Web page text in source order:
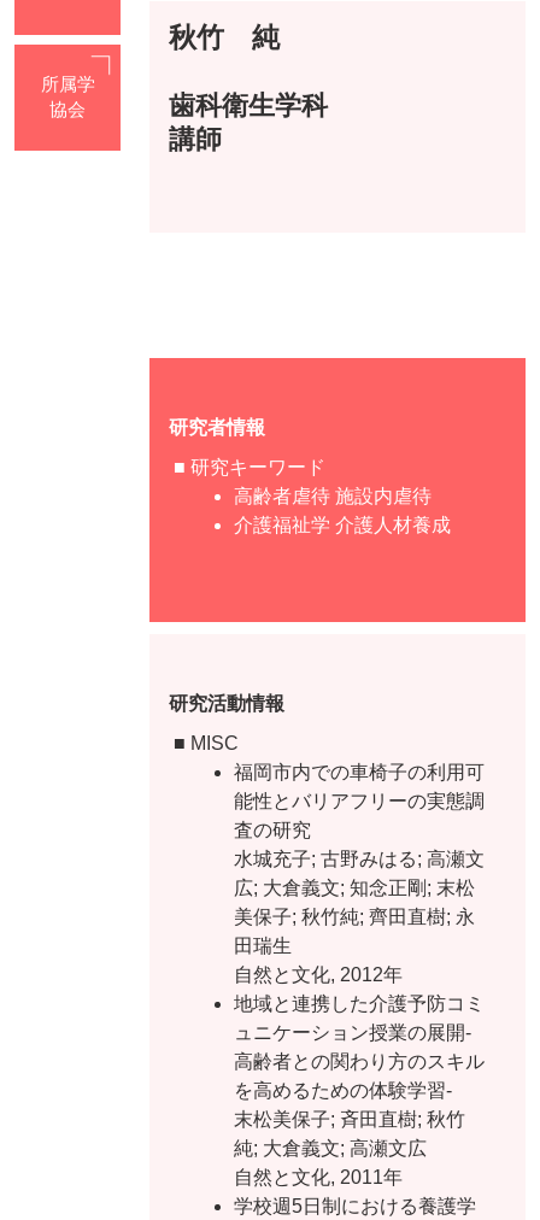
所属学
協会
秋竹 純
歯科衛生学科
講師
研究者情報
■ 研究キーワード
高齢者虐待 施設内虐待
介護福祉学 介護人材養成
研究活動情報
■ MISC
福岡市内での車椅子の利用可
能性とバリアフリーの実態調
査の研究
水城充子; 古野みはる; 高瀬文
広; 大倉義文; 知念正剛; 末松
美保子; 秋竹純; 齊田直樹; 永
田瑞生
自然と文化, 2012年
地域と連携した介護予防コミ
ュニケーション授業の展開-
高齢者との関わり方のスキル
を高めるための体験学習-
末松美保子; 斉田直樹; 秋竹
純; 大倉義文; 高瀬文広
自然と文化, 2011年
学校週5日制における養護学